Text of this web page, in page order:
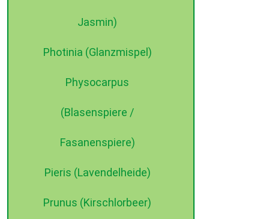
Jasmin)
Photinia (Glanzmispel)
Physocarpus
(Blasenspiere /
Fasanenspiere)
Pieris (Lavendelheide)
Prunus (Kirschlorbeer)